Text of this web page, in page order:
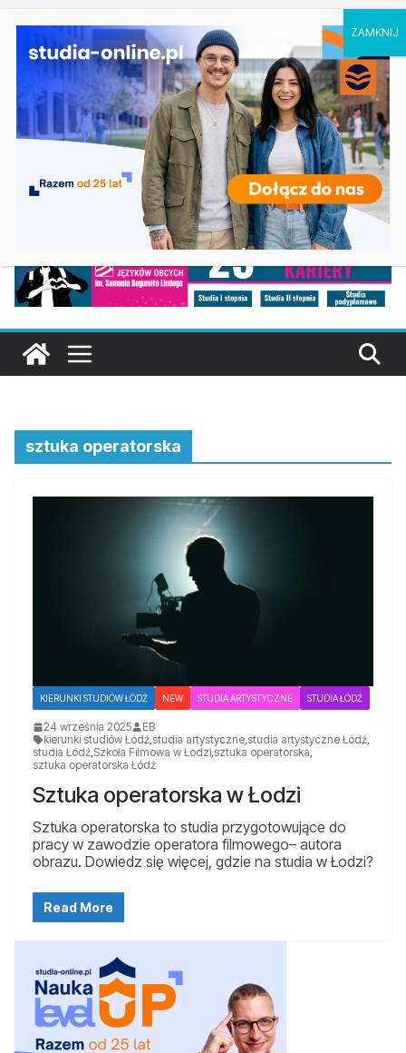
Ostatnie wpisy: Geografia w Gdańsku
Ratownictwo medyczne w Olsztynie
Logistyka w Koszalinie
Informatyka w Nysie
Filozofia w Szczecinie
sztuka operatorska
KIERUNKI STUDIÓW ŁÓDŹ NEW STUDIA ARTYSTYCZNE STUDIA ŁÓDŹ
24 września 2025
EB
kierunki studiów Łódź,studia artystyczne,studia artystyczne Łódź,
studia Łódź,Szkoła Filmowa w Łodzi,sztuka operatorska,
sztuka operatorska Łódź
Sztuka operatorska w Łodzi
Sztuka operatorska to studia przygotowujące do
pracy w zawodzie operatora filmowego– autora
obrazu. Dowiedz się więcej, gdzie na studia w Łodzi?
Read More